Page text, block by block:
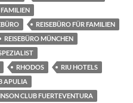
FAMILIEN
REISEBÜRO FÜR FAMILIEN
REISEBÜRO MÜNCHEN
RHODOS
RIU HOTELS
APULIA
CLUB FUERTEVENTURA